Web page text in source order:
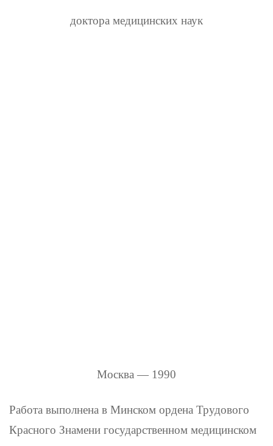
доктора медицинских наук
Москва — 1990
Работа выполнена в Минском ордена Трудового
Красного Знамени государственном медицинском